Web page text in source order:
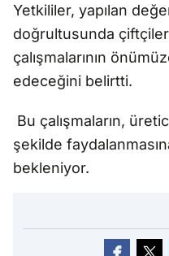
Yetkililer, yapılan
doğrultusunda
çalışmalarının
edeceğini belirtti.
Bu çalışmaların,
şekilde
bekleniyor.